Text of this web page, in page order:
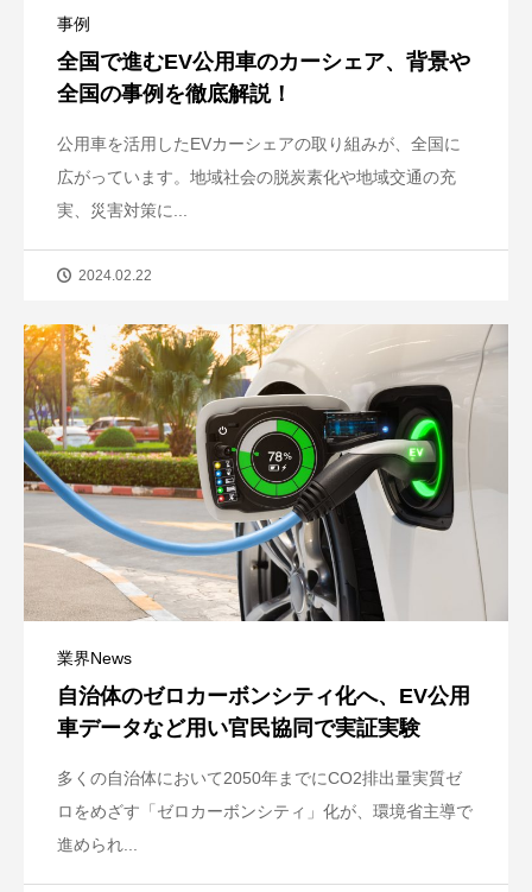
事例
全国で進むEV公用車のカーシェア、背景や
全国の事例を徹底解説！
公用車を活用したEVカーシェアの取り組みが、全国に
広がっています。地域社会の脱炭素化や地域交通の充
実、災害対策に...
2024.02.22
業界News
自治体のゼロカーボンシティ化へ、EV公用
車データなど用い官民協同で実証実験
多くの自治体において2050年までにCO2排出量実質ゼ
ロをめざす「ゼロカーボンシティ」化が、環境省主導で
進められ...